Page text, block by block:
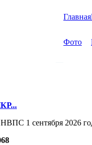
Главная
Фото
1 сентября 2026